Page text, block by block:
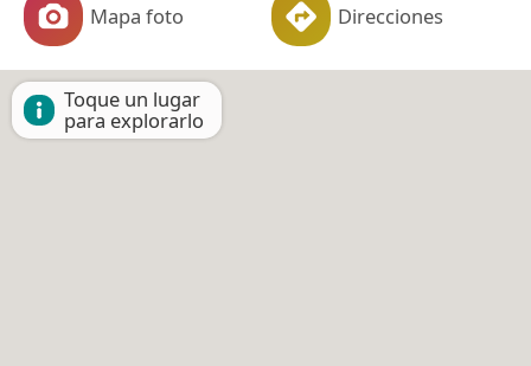
Mapa foto Direcciones
Toque un lugar
para explorarlo